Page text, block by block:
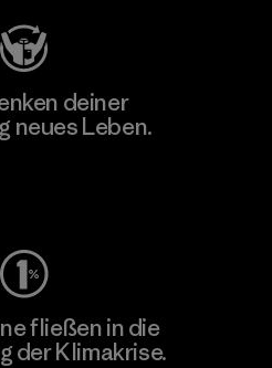
deiner
neues Leben.
fließen in die
der Klimakrise.